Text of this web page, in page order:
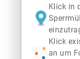
Klick in
Klick
an um